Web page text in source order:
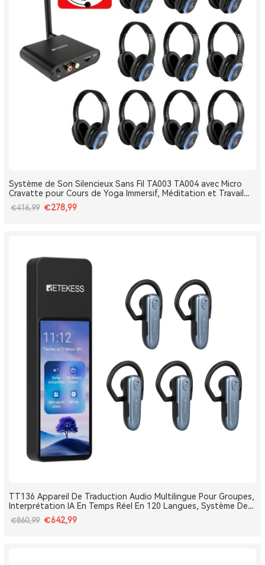
Système de Son Silencieux Sans Fil TA003 TA004 avec Micro
Cravatte pour Cours de Yoga Immersif, Méditation et Travail
Respiratoire
€416,99 €278,99
TT136 Appareil De Traduction Audio Multilingue Pour Groupes,
Interprétation IA En Temps Réel En 120 Langues, Système De
Traduction Pour Tours Et Conférences One-To-Many, Diffusion
Double Canal, Longue Portée 2.4G
€860,99 €642,99